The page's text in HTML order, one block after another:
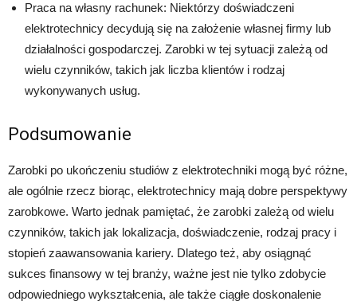
Praca na własny rachunek: Niektórzy doświadczeni
elektrotechnicy decydują się na założenie własnej firmy lub
działalności gospodarczej. Zarobki w tej sytuacji zależą od
wielu czynników, takich jak liczba klientów i rodzaj
wykonywanych usług.
Podsumowanie
Zarobki po ukończeniu studiów z elektrotechniki mogą być różne,
ale ogólnie rzecz biorąc, elektrotechnicy mają dobre perspektywy
zarobkowe. Warto jednak pamiętać, że zarobki zależą od wielu
czynników, takich jak lokalizacja, doświadczenie, rodzaj pracy i
stopień zaawansowania kariery. Dlatego też, aby osiągnąć
sukces finansowy w tej branży, ważne jest nie tylko zdobycie
odpowiedniego wykształcenia, ale także ciągłe doskonalenie